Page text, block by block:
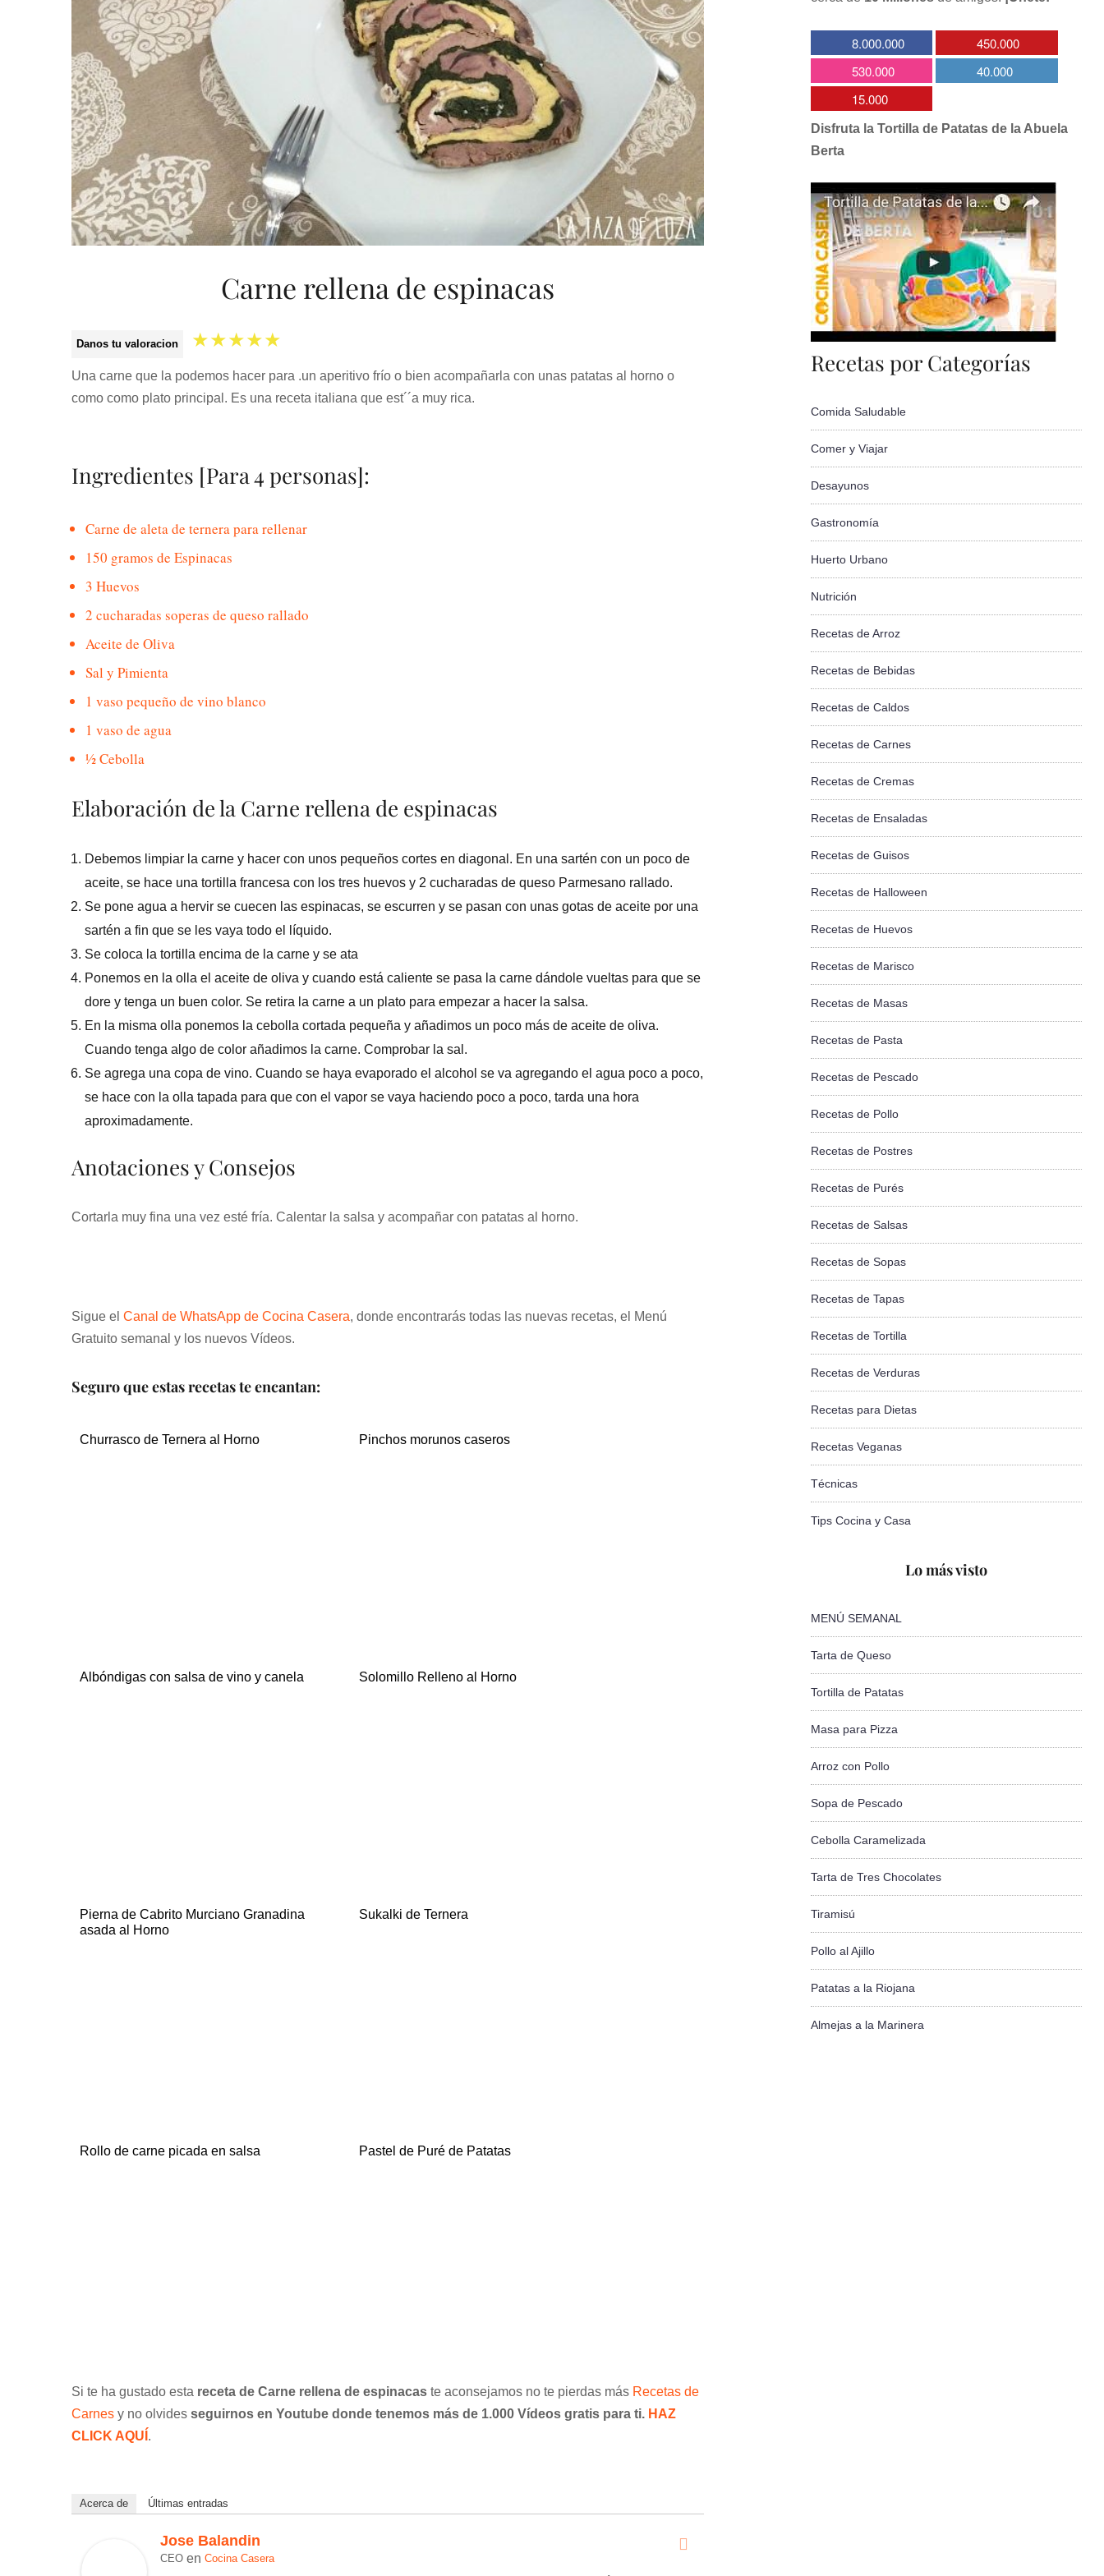
Carne rellena de espinacas
Danos tu valoracion ★★★★★
Una carne que la podemos hacer para .un aperitivo frío o bien acompañarla con unas patatas al horno o
como como plato principal. Es una receta italiana que est´´a muy rica.
Ingredientes [Para 4 personas]:
Carne de aleta de ternera para rellenar
150 gramos de Espinacas
3 Huevos
2 cucharadas soperas de queso rallado
Aceite de Oliva
Sal y Pimienta
1 vaso pequeño de vino blanco
1 vaso de agua
½ Cebolla
Elaboración de la Carne rellena de espinacas
Debemos limpiar la carne y hacer con unos pequeños cortes en diagonal. En una sartén con un poco de
aceite, se hace una tortilla francesa con los tres huevos y 2 cucharadas de queso Parmesano rallado.
Se pone agua a hervir se cuecen las espinacas, se escurren y se pasan con unas gotas de aceite por una
sartén a fin que se les vaya todo el líquido.
Se coloca la tortilla encima de la carne y se ata
Ponemos en la olla el aceite de oliva y cuando está caliente se pasa la carne dándole vueltas para que se
dore y tenga un buen color. Se retira la carne a un plato para empezar a hacer la salsa.
En la misma olla ponemos la cebolla cortada pequeña y añadimos un poco más de aceite de oliva.
Cuando tenga algo de color añadimos la carne. Comprobar la sal.
Se agrega una copa de vino. Cuando se haya evaporado el alcohol se va agregando el agua poco a poco,
se hace con la olla tapada para que con el vapor se vaya haciendo poco a poco, tarda una hora
aproximadamente.
Anotaciones y Consejos
Cortarla muy fina una vez esté fría. Calentar la salsa y acompañar con patatas al horno.
Sigue el Canal de WhatsApp de Cocina Casera, donde encontrarás todas las nuevas recetas, el Menú
Gratuito semanal y los nuevos Vídeos.
Seguro que estas recetas te encantan:
Churrasco de Ternera al Horno Pinchos morunos caseros
Albóndigas con salsa de vino y canela Solomillo Relleno al Horno
Pierna de Cabrito Murciano Granadina
asada al Horno
Sukalki de Ternera
Rollo de carne picada en salsa Pastel de Puré de Patatas
Si te ha gustado esta receta de Carne rellena de espinacas te aconsejamos no te pierdas más Recetas de
Carnes y no olvides seguirnos en Youtube donde tenemos más de 1.000 Vídeos gratis para ti. HAZ
CLICK AQUÍ .
Acerca de Últimas entradas
Jose Balandin
CEO en Cocina Casera
8.000.000
450.000
530.000
40.000
15.000
Disfruta la Tortilla de Patatas de la Abuela
Berta
Recetas por Categorías
Comida Saludable
Comer y Viajar
Desayunos
Gastronomía
Huerto Urbano
Nutrición
Recetas de Arroz
Recetas de Bebidas
Recetas de Caldos
Recetas de Carnes
Recetas de Cremas
Recetas de Ensaladas
Recetas de Guisos
Recetas de Halloween
Recetas de Huevos
Recetas de Marisco
Recetas de Masas
Recetas de Pasta
Recetas de Pescado
Recetas de Pollo
Recetas de Postres
Recetas de Purés
Recetas de Salsas
Recetas de Sopas
Recetas de Tapas
Recetas de Tortilla
Recetas de Verduras
Recetas para Dietas
Recetas Veganas
Técnicas
Tips Cocina y Casa
Lo más visto
MENÚ SEMANAL
Tarta de Queso
Tortilla de Patatas
Masa para Pizza
Arroz con Pollo
Sopa de Pescado
Cebolla Caramelizada
Tarta de Tres Chocolates
Tiramisú
Pollo al Ajillo
Patatas a la Riojana
Almejas a la Marinera